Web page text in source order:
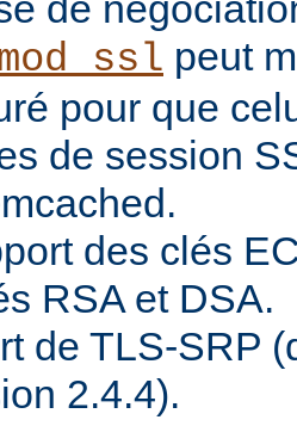
peut
pour que
de session
des clés
RSA et DSA.
de TLS-SRP
2.4.4).